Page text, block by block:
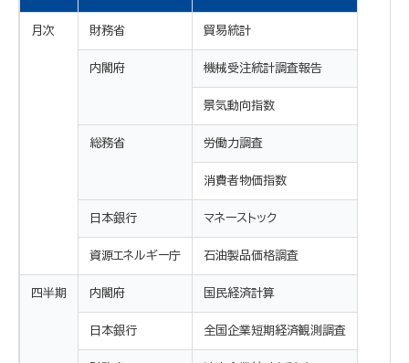
月次 財務省 貿易統計
内閣府 機械受注統計調査報告
景気動向指数
総務省 労働力調査
消費者物価指数
日本銀行 マネーストック
資源エネルギー庁 石油製品価格調査
四半期 内閣府 国民経済計算
日本銀行 全国企業短期経済観測調査